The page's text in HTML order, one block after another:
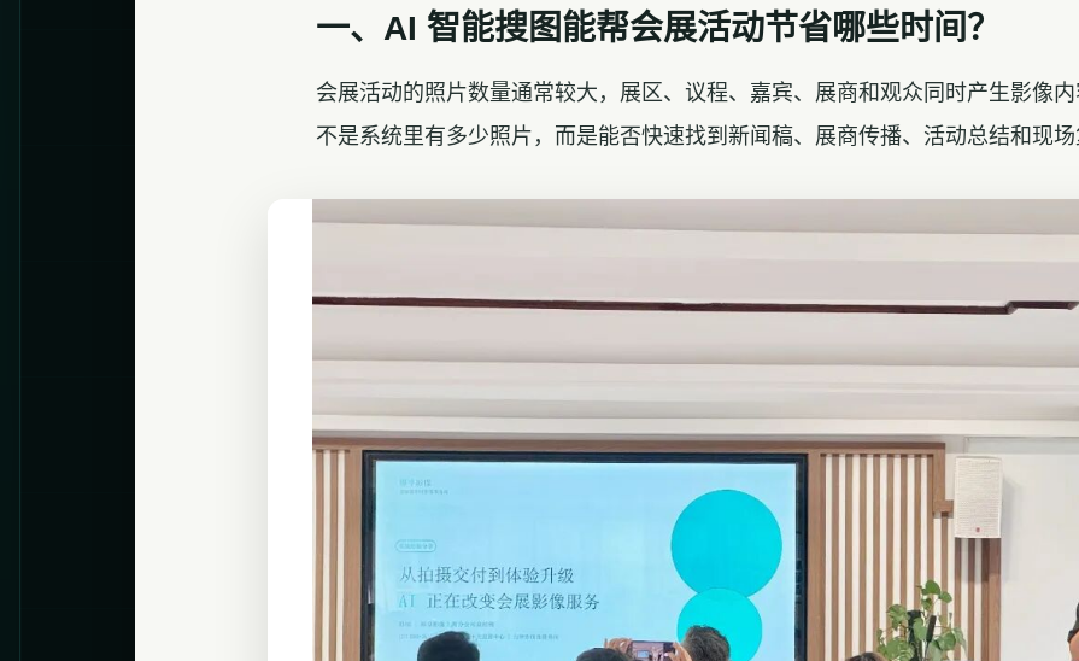
一、AI 智能搜图能帮会展活动节省哪些时间？
会展活动的照片数量通常较大，展区、议程、嘉宾、展商和观众同时产生影像
不是系统里有多少照片，而是能否快速找到新闻稿、展商传播、活动总结和现场